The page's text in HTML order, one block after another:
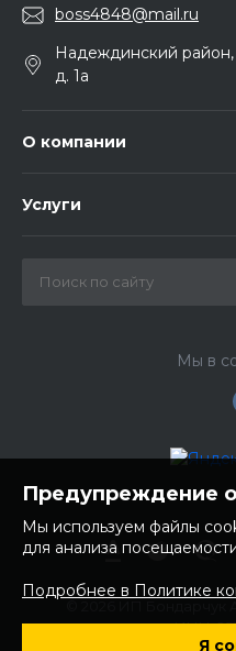
boss4848@mail.ru
Надеждинский
д. 1а
О компании
Услуги
Мы в
ИНН:
Предупреждение
Мы используем файлы
для анализа
Подробнее в Политике
Я